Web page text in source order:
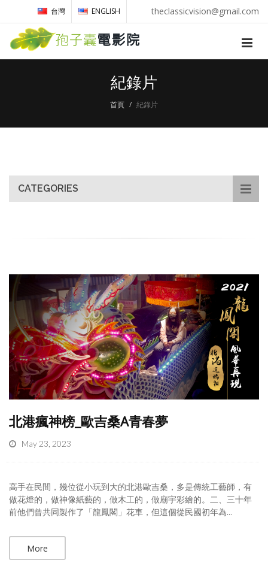
theclassicvision@gmail.com
台灣 ENGLISH
紀錄片
首頁 紀錄片
CATEGORIES
北港瘋神榜_歐吉桑A青春夢
May 23, 2023
高手在民間，幾位從小玩到大的北港歐吉桑，多是傳統工藝師，有
做花燈的，做神像紙藝的，做木工的，做廟宇彩繪的。二、三十年
前他們曾共同製作了「龍鳳閣」花車，但這個從民國初年為...
More